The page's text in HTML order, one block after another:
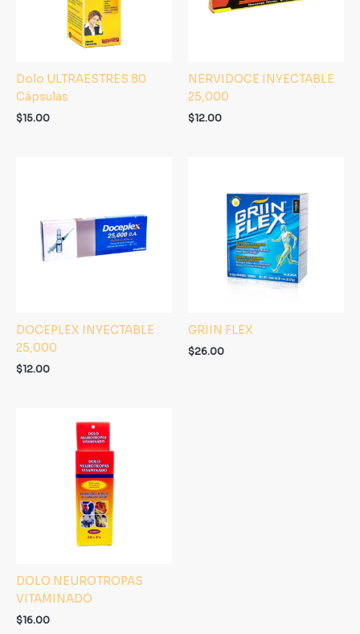
Dolo ULTRAESTRES 80
Cápsulas
$15.00
NERVIDOCE INYECTABLE
25,000
$12.00
DOCEPLEX INYECTABLE
25,000
$12.00
GRIIN FLEX
$26.00
DOLO NEUROTROPAS
VITAMINADO
$16.00